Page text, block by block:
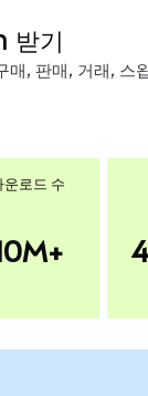
받기
, 판매, 거래, 스
운로드 수